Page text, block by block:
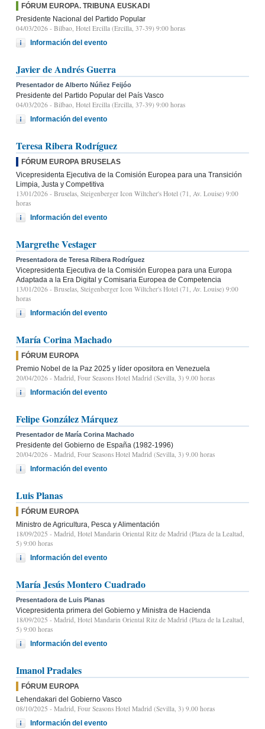
FÓRUM EUROPA. TRIBUNA EUSKADI
Presidente Nacional del Partido Popular
04/03/2026 - Bilbao, Hotel Ercilla (Ercilla, 37-39) 9:00 horas
Información del evento
Javier de Andrés Guerra
Presentador de Alberto Núñez Feijóo
Presidente del Partido Popular del País Vasco
04/03/2026 - Bilbao, Hotel Ercilla (Ercilla, 37-39) 9:00 horas
Información del evento
Teresa Ribera Rodríguez
FÓRUM EUROPA BRUSELAS
Vicepresidenta Ejecutiva de la Comisión Europea para una Transición
Limpia, Justa y Competitiva
13/01/2026 - Bruselas, Steigenberger Icon Wiltcher's Hotel (71, Av. Louise) 9:00
horas
Información del evento
Margrethe Vestager
Presentadora de Teresa Ribera Rodríguez
Vicepresidenta Ejecutiva de la Comisión Europea para una Europa
Adaptada a la Era Digital y Comisaria Europea de Competencia
13/01/2026 - Bruselas, Steigenberger Icon Wiltcher's Hotel (71, Av. Louise) 9:00
horas
Información del evento
María Corina Machado
FÓRUM EUROPA
Premio Nobel de la Paz 2025 y líder opositora en Venezuela
20/04/2026 - Madrid, Four Seasons Hotel Madrid (Sevilla, 3) 9.00 horas
Información del evento
Felipe González Márquez
Presentador de María Corina Machado
Presidente del Gobierno de España (1982-1996)
20/04/2026 - Madrid, Four Seasons Hotel Madrid (Sevilla, 3) 9.00 horas
Información del evento
Luis Planas
FÓRUM EUROPA
Ministro de Agricultura, Pesca y Alimentación
18/09/2025 - Madrid, Hotel Mandarin Oriental Ritz de Madrid (Plaza de la Lealtad,
5) 9:00 horas
Información del evento
María Jesús Montero Cuadrado
Presentadora de Luis Planas
Vicepresidenta primera del Gobierno y Ministra de Hacienda
18/09/2025 - Madrid, Hotel Mandarin Oriental Ritz de Madrid (Plaza de la Lealtad,
5) 9:00 horas
Información del evento
Imanol Pradales
FÓRUM EUROPA
Lehendakari del Gobierno Vasco
08/10/2025 - Madrid, Four Seasons Hotel Madrid (Sevilla, 3) 9.00 horas
Información del evento